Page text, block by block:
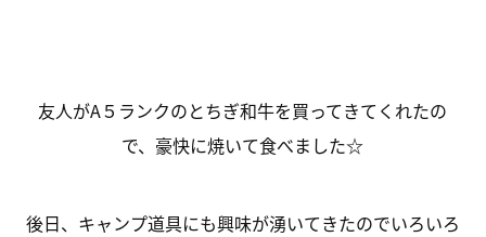
友人がA５ランクのとちぎ和牛を買ってきてくれたの
で、豪快に焼いて食べました☆
後日、キャンプ道具にも興味が湧いてきたのでいろいろ